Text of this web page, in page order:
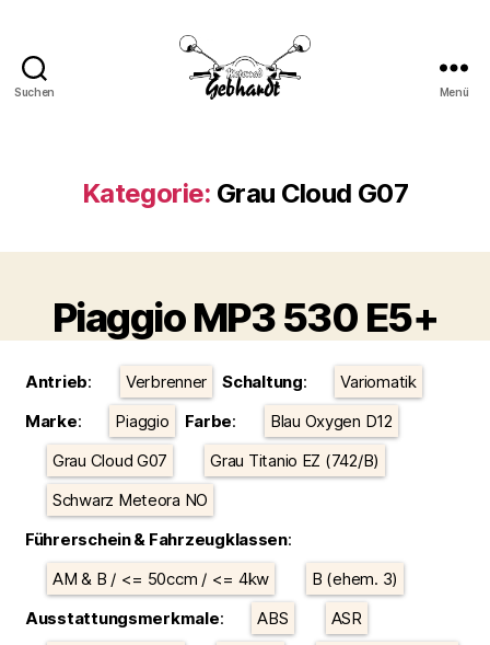
Suchen Menü
Kategorie: Grau Cloud G07
Piaggio MP3 530 E5+
Kategorien
Antrieb: Verbrenner Schaltung:
Variomatik
Marke: Piaggio Farbe:
Blau Oxygen D12
Grau Cloud G07
Grau Titanio EZ (742/B)
Schwarz Meteora NO
Führerschein & Fahrzeugklassen:
AM & B / <= 50ccm / <= 4kw
B (ehem. 3)
Ausstattungsmerkmale: ABS
ASR